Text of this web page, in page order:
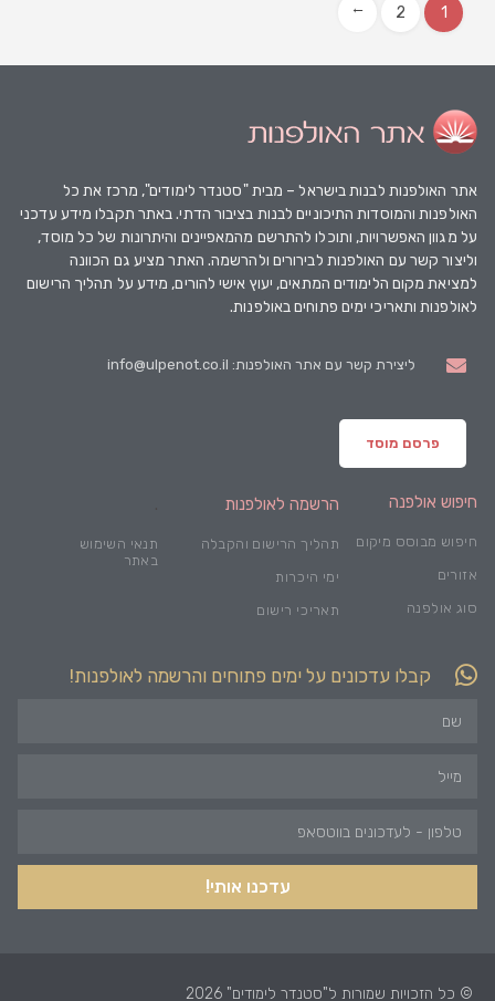
1
2
→
אתר האולפנות לבנות בישראל – מבית "סטנדר לימודים", מרכז את כל
האולפנות והמוסדות התיכוניים לבנות בציבור הדתי. באתר תקבלו מידע עדכני
על מגוון האפשרויות, ותוכלו להתרשם מהמאפיינים והיתרונות של כל מוסד,
וליצור קשר עם האולפנות לבירורים ולהרשמה. האתר מציע גם הכוונה
למציאת מקום הלימודים המתאים, יעוץ אישי להורים, מידע על תהליך הרישום
לאולפנות ותאריכי ימים פתוחים באולפנות.
ליצירת קשר עם אתר האולפנות: info@ulpenot.co.il
פרסם מוסד
חיפוש אולפנה
חיפוש מבוסס מיקום
אזורים
סוג אולפנה
הרשמה לאולפנות
תהליך הרישום והקבלה
ימי היכרות
תאריכי רישום
.
תנאי השימוש
באתר
קבלו עדכונים על ימים פתוחים והרשמה לאולפנות!
עדכנו אותי!
© כל הזכויות שמורות ל"סטנדר לימודים" 2026